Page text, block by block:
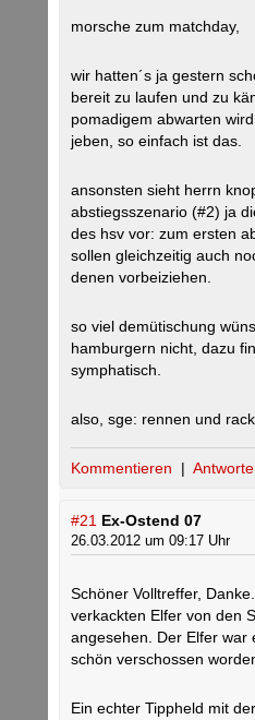
morsche zum matchday,
wir hatten´s ja gestern
bereit zu laufen und zu
pomadigem abwarten
jeben, so einfach ist das.
ansonsten sieht herrn
abstiegsszenario (#2) ja
des hsv vor: zum ersten
sollen gleichzeitig auch
denen vorbeiziehen.
so viel demütischung
hamburgern nicht, dazu
symphatisch.
also, sge: rennen und
Kommentieren |
#21 Ex-Ostend 07
26.03.2012 um 09:17 Uhr
Schöner Volltreffer,
verkackten Elfer von den
angesehen. Der Elfer war
schön verschossen
Ein echter Tippheld mit